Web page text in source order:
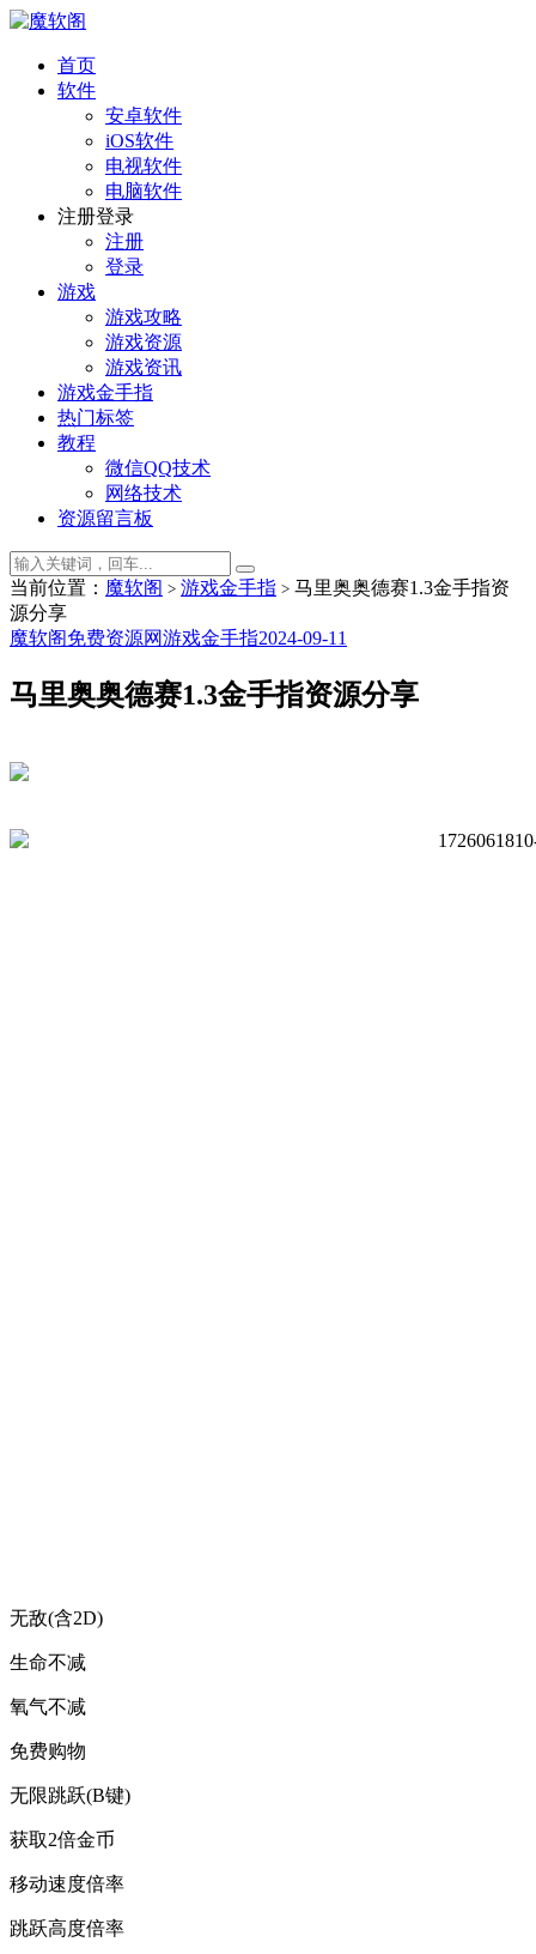
首页
软件
安卓软件
iOS软件
电视软件
电脑软件
注册登录
注册
登录
游戏
游戏攻略
游戏资源
游戏资讯
游戏金手指
热门标签
教程
微信QQ技术
网络技术
资源留言板
当前位置： 魔软阁 > 游戏金手指 > 马里奥奥德赛1.3金手指资
源分享
魔软阁免费资源网游戏金手指2024-09-11
马里奥奥德赛1.3金手指资源分享
无敌(含2D)
生命不减
氧气不减
免费购物
无限跳跃(B键)
获取2倍金币
移动速度倍率
跳跃高度倍率